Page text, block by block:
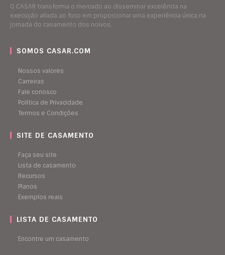
O CASAR transforma o mercado ao disseminar excelência na
execução aliada ao foco em proporcionar uma experiência única na
jornada do casamento dos noivos.
SOMOS CASAR.COM
Nossos valores
Carreiras
Fale conosco
Política de Privacidade
Termos e Condições
SITE DE CASAMENTO
Faça seu site
Lista de casamento
Recursos
Planos
Exemplos reais
LISTA DE CASAMENTO
Encontre um casamento